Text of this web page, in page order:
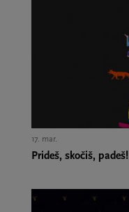
17. mar.
Prideš, skočiš, padeš!